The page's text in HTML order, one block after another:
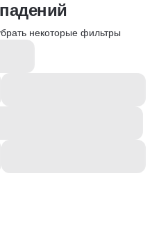
некоторые фильтры